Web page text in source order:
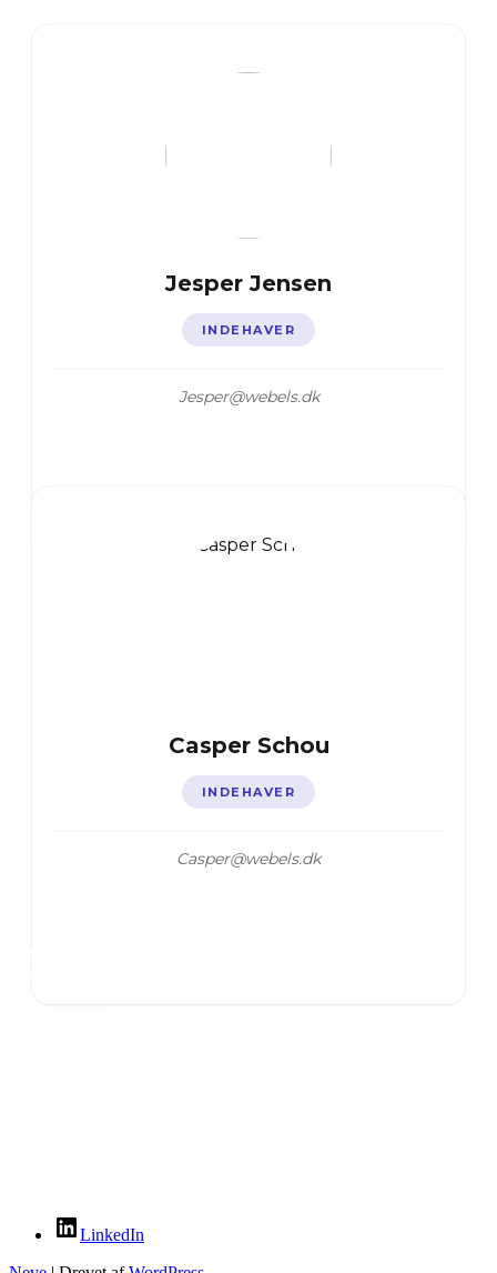
Jesper Jensen
INDEHAVER
Jesper@webels.dk
Casper Schou
INDEHAVER
Casper@webels.dk
LinkedIn